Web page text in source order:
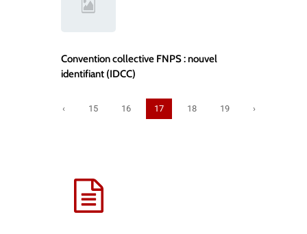
Convention collective FNPS : nouvel
identifiant (IDCC)
‹ 15 16 17 18 19 ›